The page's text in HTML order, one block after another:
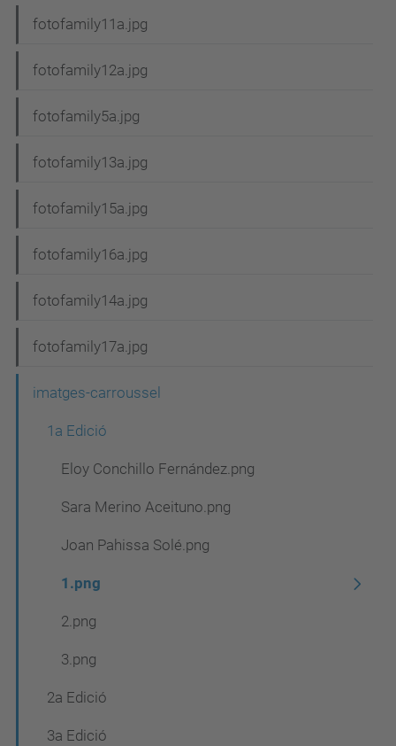
fotofamily11a.jpg
fotofamily12a.jpg
fotofamily5a.jpg
fotofamily13a.jpg
fotofamily15a.jpg
fotofamily16a.jpg
fotofamily14a.jpg
fotofamily17a.jpg
imatges-carroussel
1a Edició
Eloy Conchillo Fernández.png
Sara Merino Aceituno.png
Joan Pahissa Solé.png
1.png
2.png
3.png
2a Edició
3a Edició